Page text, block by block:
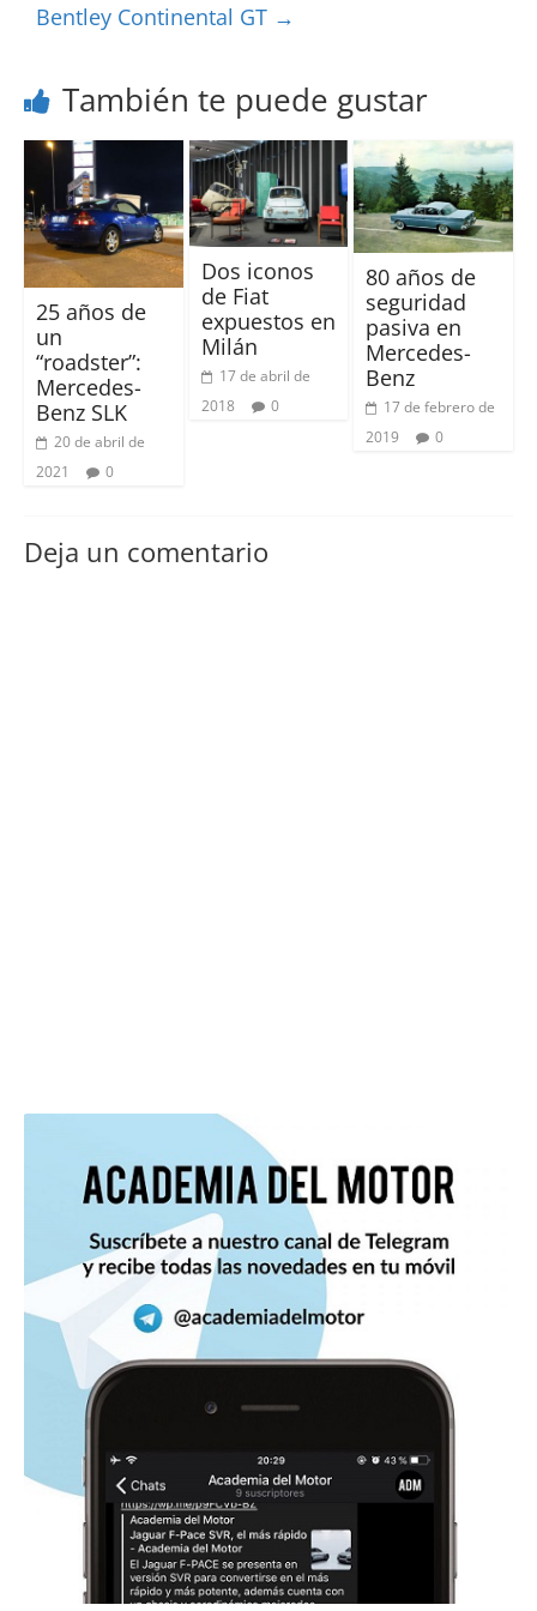
Bentley Continental GT →
También te puede gustar
25 años de
un
“roadster”:
Mercedes-
Benz SLK
20 de abril de
2021
0
Dos iconos
de Fiat
expuestos en
Milán
17 de abril de
2018
0
80 años de
seguridad
pasiva en
Mercedes-
Benz
17 de febrero de
2019
0
Deja un comentario